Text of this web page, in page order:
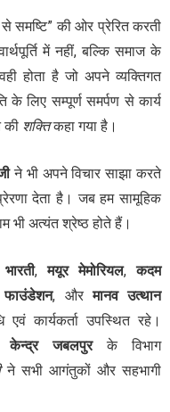
से समष्टि”की ओर प्रेरित करती
में नहीं,बल्कि समाज के
होता है जो अपने व्यक्तिगत
के लिए सम्पूर्ण समर्पण से कार्य
की शक्ति कहा गया है।
ने भी अपने विचार साझा करते
देता है। जब हम सामूहिक
भी अत्यंत श्रेष्ठ होते हैं।
,मयूर मेमोरियल,कदम
फाउंडेशन, और मानव उत्थान
कार्यकर्ता उपस्थित रहे।
केन्द्र जबलपुर
के विभाग
ने सभी आगंतुकों और सहभागी